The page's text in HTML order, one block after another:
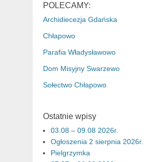
POLECAMY:
Archidiecezja Gdańska
Chłapowo
Parafia Władysławowo
Dom Misyjny Swarzewo
Sołectwo Chłapowo
Ostatnie wpisy
03.08 – 09.08 2026r.
Ogłoszenia 2 sierpnia 2026r.
Pielgrzymka